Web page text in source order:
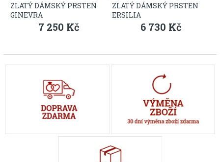
ZLATÝ DÁMSKÝ PRSTEN
GINEVRA
7 250 Kč
ZLATÝ DÁMSKÝ PRSTEN
ERSILIA
6 730 Kč